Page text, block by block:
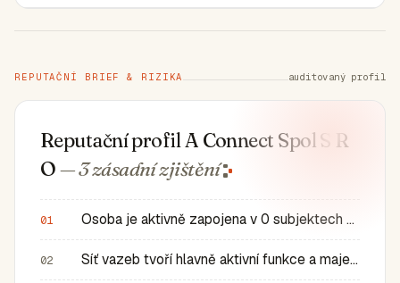
REPUTAČNÍ BRIEF & RIZIKA auditovaný profil
Reputační profil A Connect Spol S R
O— 3 zásadnízjištění
01 Osoba je aktivně zapojena v 0 subjektech a má 0 historic…
02 Síť vazeb tvoří hlavně aktivní funkce a majetkové role v…